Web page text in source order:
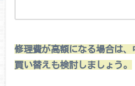
修理費が高額になる場合は
買い替えも検討しましょう。